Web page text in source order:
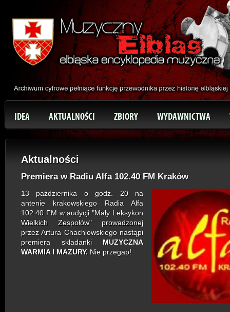
IDEA AKTUALNOŚCI ZBIORY WYDAWNICTWA
Aktualności
Premiera w Radiu Alfa 102.40 FM Kraków
13 października o godz. 20 na
antenie krakowskiego Radia Alfa
102.40 FM w audycji "Mały Leksykon
Wielkich Zespołów" prowadzonej
przez Artura Chachlowskiego nastąpi
premiera składanki MUZYCZNA
WARMIA I MAZURY. Nie przegap!